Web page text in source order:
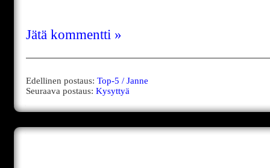
Jätä kommentti »
Edellinen postaus: Top-5 / Janne
Seuraava postaus: Kysyttyä